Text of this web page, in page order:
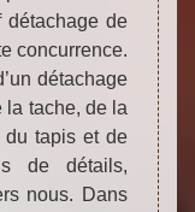
détachage de
concurrence.
détachage
la tache, de la
du tapis et de
de détails,
nous. Dans